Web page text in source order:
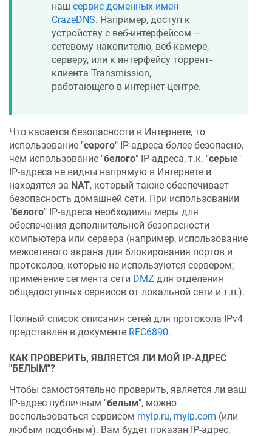
наш сервис доменных имен
CrazeDNS. Например, доступ к
устройству с веб-интерфейсом —
сетевому накопителю, веб-камере,
серверу, или к интерфейсу торрент-
клиента Transmission,
работающего в интернет-центре.
Что касается безопасности в Интернете, то
использование "серого" IP-адреса более безопасно,
чем использование "белого" IP-адреса, т.к. "серые"
IP-адреса не видны напрямую в Интернете и
находятся за NAT, который также обеспечивает
безопасность домашней сети. При использовании
"белого" IP-адреса необходимы меры для
обеспечения дополнительной безопасности
компьютера или сервера (например, использование
межсетевого экрана для блокирования портов и
протоколов, которые не используются сервером;
применение сегмента сети DMZ для отделения
общедоступных сервисов от локальной сети и т.п.).
Полный список описания сетей для протокола IPv4
представлен в документе RFC6890.
КАК ПРОВЕРИТЬ, ЯВЛЯЕТСЯ ЛИ МОЙ IP-АДРЕС
"БЕЛЫМ"?
Чтобы самостоятельно проверить, является ли ваш
IP-адрес публичным "белым", можно
воспользоваться сервисом myip.ru, myip.com (или
любым подобным). Вам будет показан IP-адрес,